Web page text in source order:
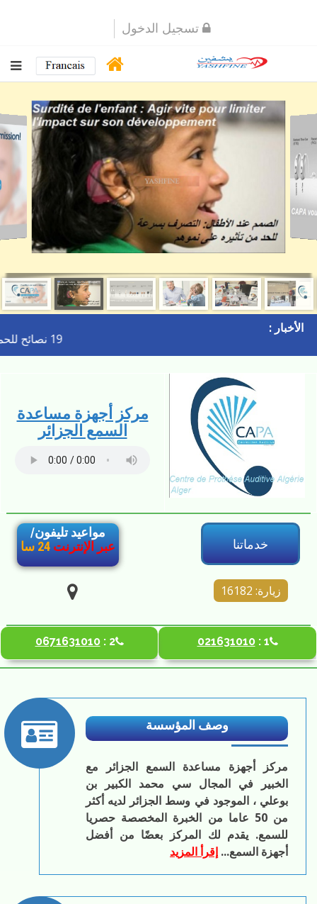
تسجيل الدخول
الأخبار :
مركز أجهزة مساعدة
السمع الجزائر
خدماتنا
زيارة: 16182
مواعيد تليفون/
عبر الإنترنت 24 سا
1 :
021631010
2 :
0671631010
وصف المؤسسة
مركز أجهزة مساعدة السمع الجزائر مع
الخبير في المجال سي محمد الكبير بن
بوعلي ، الموجود في وسط الجزائر لديه أكثر
من 50 عاما من الخبرة المخصصة حصريا
للسمع. يقدم لك المركز بعضًا من أفضل
أجهزة السمع... إقرأ المزيد